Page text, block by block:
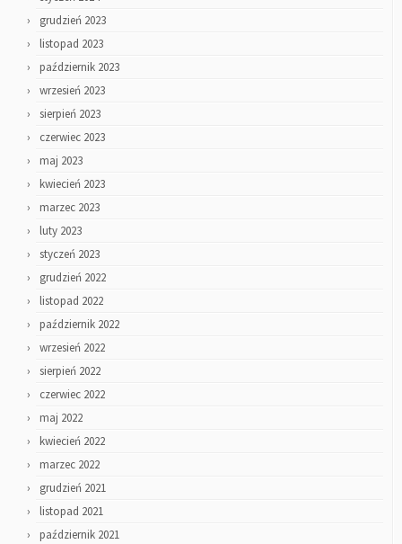
grudzień 2023
listopad 2023
październik 2023
wrzesień 2023
sierpień 2023
czerwiec 2023
maj 2023
kwiecień 2023
marzec 2023
luty 2023
styczeń 2023
grudzień 2022
listopad 2022
październik 2022
wrzesień 2022
sierpień 2022
czerwiec 2022
maj 2022
kwiecień 2022
marzec 2022
grudzień 2021
listopad 2021
październik 2021